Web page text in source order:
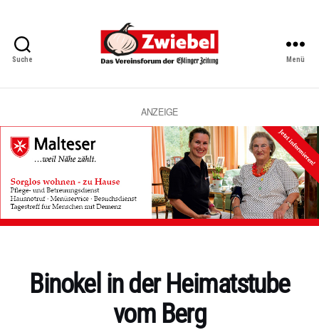
Suche
Vereinsforum
Eßlinger
Zeitung
Menü
ANZEIGE
Kategorien
Binokel in der Heimatstube
vom Berg